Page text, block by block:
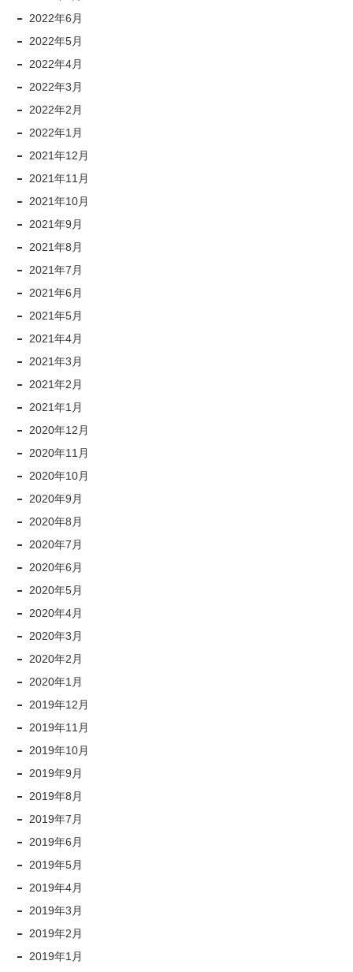
2022年6月
2022年5月
2022年4月
2022年3月
2022年2月
2022年1月
2021年12月
2021年11月
2021年10月
2021年9月
2021年8月
2021年7月
2021年6月
2021年5月
2021年4月
2021年3月
2021年2月
2021年1月
2020年12月
2020年11月
2020年10月
2020年9月
2020年8月
2020年7月
2020年6月
2020年5月
2020年4月
2020年3月
2020年2月
2020年1月
2019年12月
2019年11月
2019年10月
2019年9月
2019年8月
2019年7月
2019年6月
2019年5月
2019年4月
2019年3月
2019年2月
2019年1月